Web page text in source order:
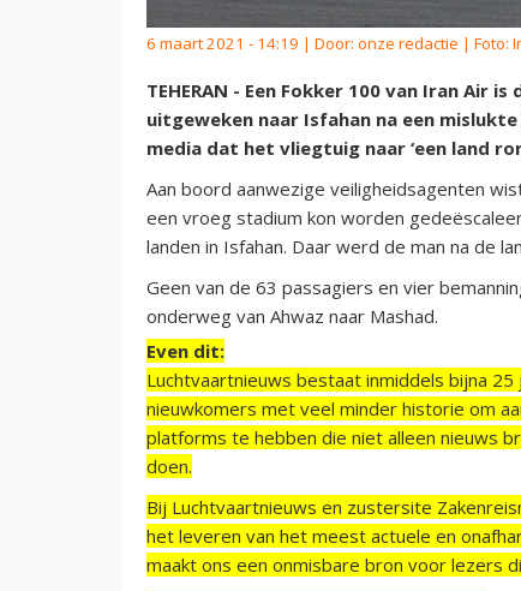
6 maart 2021 - 14:19 | Door: onze redactie | Foto:
TEHERAN - Een Fokker 100 van Iran Air
uitgeweken naar Isfahan na een
media dat het vliegtuig naar ‘een land
Aan boord aanwezige veiligheidsagenten
een vroeg stadium kon worden
landen in Isfahan. Daar werd de man na de
Geen van de 63 passagiers en vier
onderweg van Ahwaz naar Mashad.
Even dit:
Luchtvaartnieuws bestaat inmiddels bijna
nieuwkomers met veel minder historie om
platforms te hebben die niet alleen nieuws
doen.
Bij Luchtvaartnieuws en zustersite
het leveren van het meest actuele en
maakt ons een onmisbare bron voor lezers